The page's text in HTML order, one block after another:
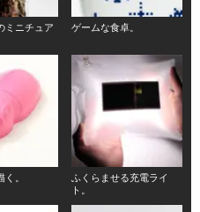
ミニチュア
ゲームな食卓。
。
ふくらませる充電ライ
ト。